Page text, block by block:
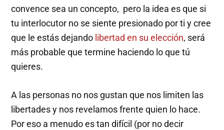
convence sea un concepto, pero la idea es que si
tu interlocutor no se siente presionado por ti y cree
que le estás dejando libertad en su elección, será
más probable que termine haciendo lo que tú
quieres.
A las personas no nos gustan que nos limiten las
libertades y nos revelamos frente quien lo hace.
Por eso a menudo es tan difícil (por no decir